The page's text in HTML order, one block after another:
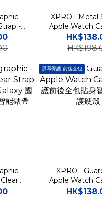
-
-
家地理
帶
XPRO - Metal
Apple Watch
保護金屬邊框雙
保護殼
-
屏幕保護 前後全包
XPRO -
Apple Watch
保護前後全包貼